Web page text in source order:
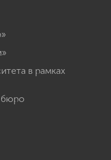
в рамках
бюро